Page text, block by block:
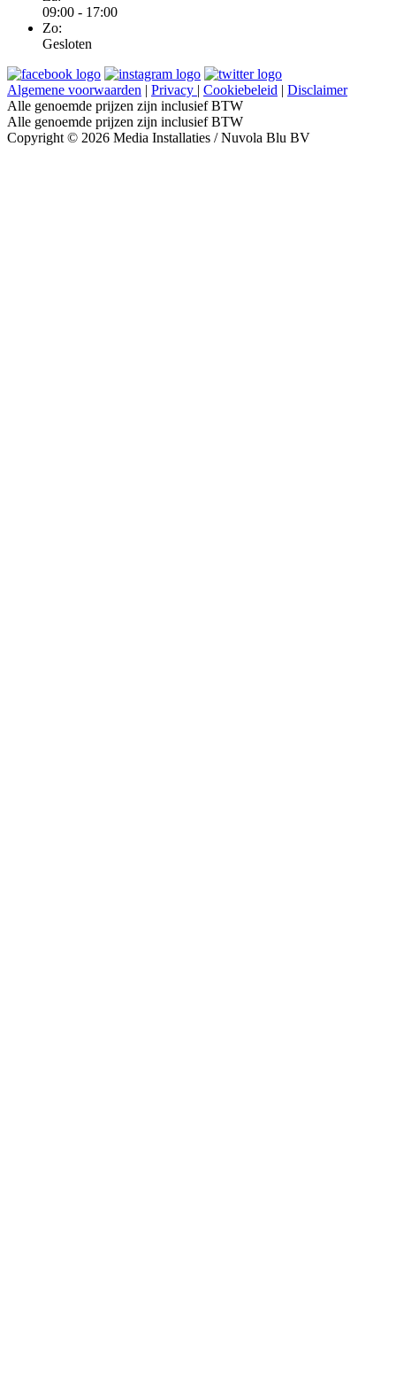
09:00 - 17:00
Zo:
Gesloten
Algemene voorwaarden | Privacy | Cookiebeleid | Disclaimer
Alle genoemde prijzen zijn inclusief BTW
Alle genoemde prijzen zijn inclusief BTW
Copyright © 2026 Media Installaties / Nuvola Blu BV